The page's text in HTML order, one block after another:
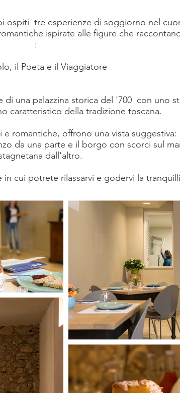
ospiti tre esperienze di soggiorno nel
ispirate alle figure che
:
il Poeta e il Viaggiatore
una palazzina storica del '700 con uno
caratteristico della tradizione toscana.
e romantiche, offrono una vista suggestiva:
da una parte e il borgo con scorci sul
dall'altro.
cui potrete rilassarvi e godervi la